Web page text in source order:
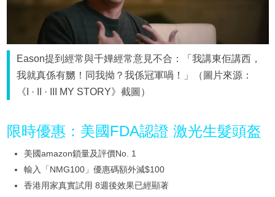
Eason提到經常與千嬅經常意見不合：「我講東佢講西，
我就真係有嬲！同我拗？我係冠軍喎！」（圖片來源：
《I · II · III MY STORY》截圖）
限時優惠：美國FDA認證 激光生髮頭盔
美國amazon鎖量及評價No. 1
輸入「NMG100」優惠碼額外減$100
香港用家真實試用 8週後效果已經顯著